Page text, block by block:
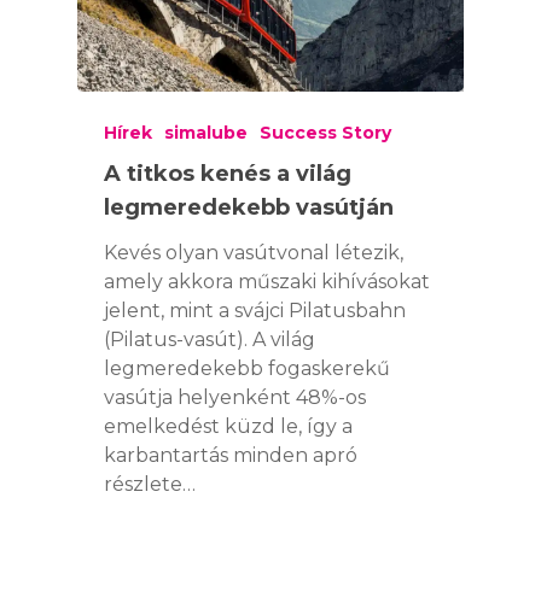
Hírek simalube Success Story
A titkos kenés a világ
legmeredekebb vasútján
Kevés olyan vasútvonal létezik,
amely akkora műszaki kihívásokat
jelent, mint a svájci Pilatusbahn
(Pilatus-vasút). A világ
legmeredekebb fogaskerekű
vasútja helyenként 48%-os
emelkedést küzd le, így a
karbantartás minden apró
részlete…